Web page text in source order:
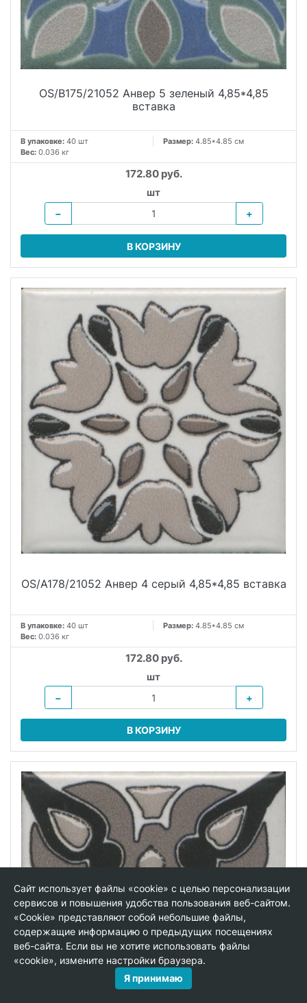
OS/B175/21052 Анвер 5 зеленый 4,85*4,85
вставка
В упаковке: 40 шт Размер: 4.85*4.85 см
Вес: 0.036 кг
172.80 руб.
шт
−
+
В КОРЗИНУ
OS/A178/21052 Анвер 4 серый 4,85*4,85 вставка
В упаковке: 40 шт Размер: 4.85*4.85 см
Вес: 0.036 кг
172.80 руб.
шт
−
+
В КОРЗИНУ
Сайт использует файлы «cookie» с целью персонализации
сервисов и повышения удобства пользования веб-сайтом.
«Cookie» представляют собой небольшие файлы,
содержащие информацию о предыдущих посещениях
веб-сайта. Если вы не хотите использовать файлы
«cookie», измените настройки браузера.
Я принимаю